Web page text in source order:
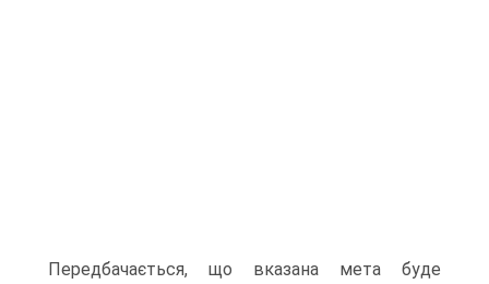
Передбачається, що вказана мета буде